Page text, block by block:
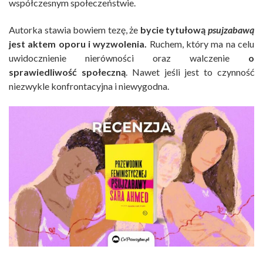
współczesnym społeczeństwie.
Autorka stawia bowiem tezę, że bycie tytułowąpsujzabawą
jest aktem oporu i wyzwolenia. Ruchem, który ma na celu
uwidocznienie nierówności oraz walczenie o
sprawiedliwość społeczną. Nawet jeśli jest to czynność
niezwykle konfrontacyjna i niewygodna.